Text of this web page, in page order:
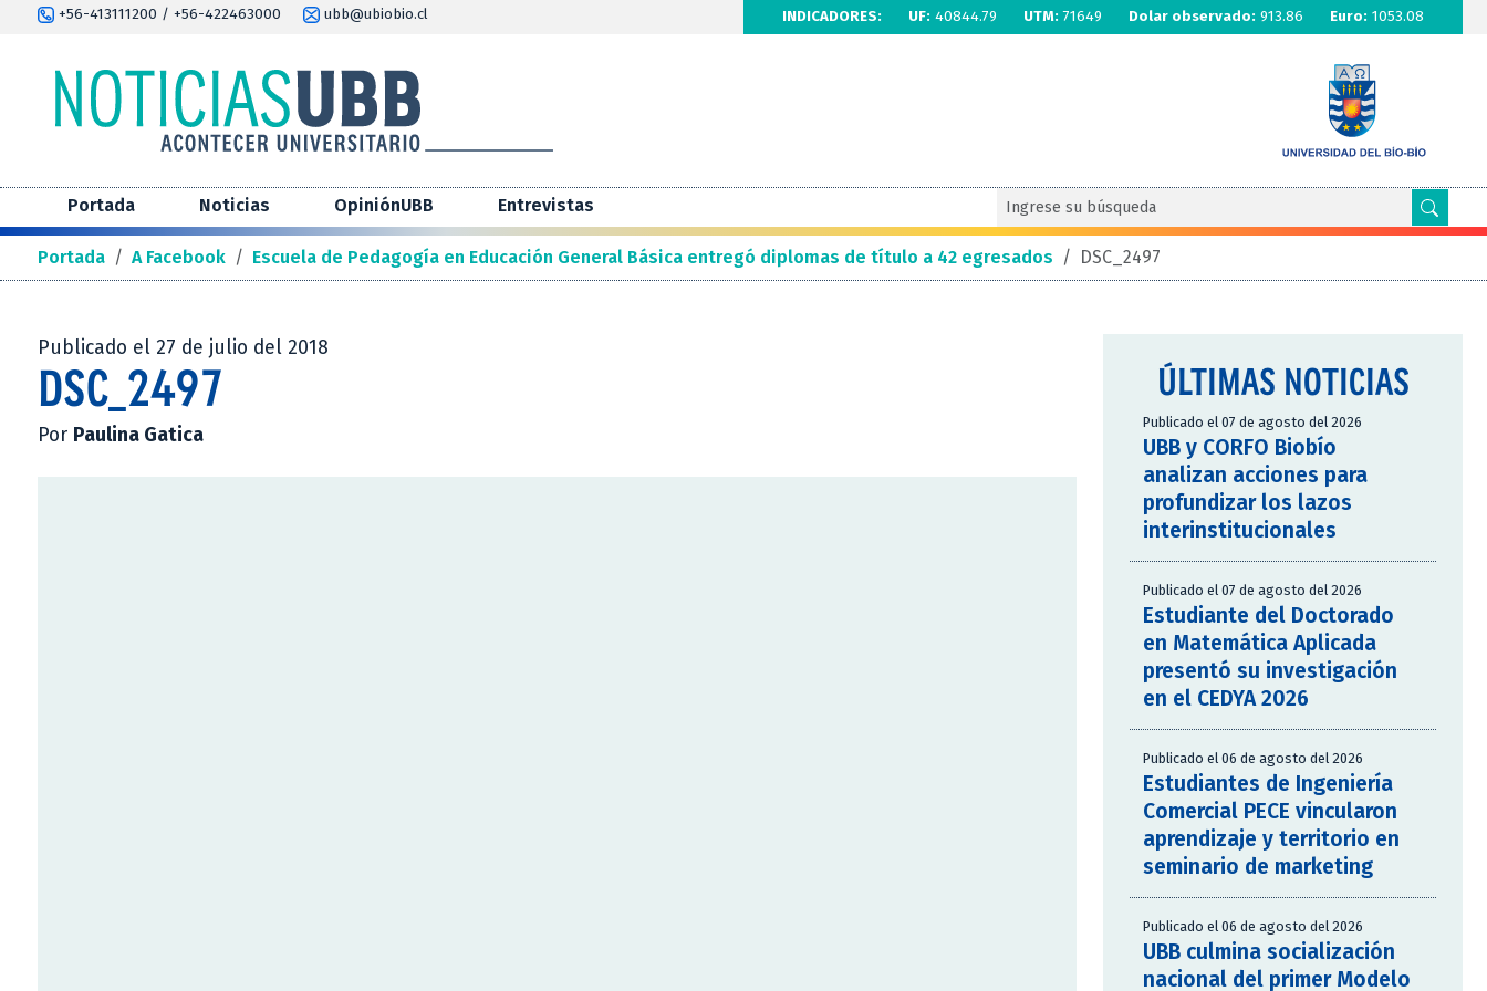
+56-413111200 / +56-422463000 ubb@ubiobio.cl INDICADORES: UF: 40844.79 UTM: 71649 Dolar observado: 913.86 Euro: 1053.08
Portada Noticias OpiniónUBB Entrevistas
Portada / A Facebook / Escuela de Pedagogía en Educación General Básica entregó diplomas de título a 42 egresados / DSC_2497
Publicado el 27 de julio del 2018
DSC_2497
Por Paulina Gatica
ÚLTIMAS NOTICIAS
Publicado el 07 de agosto del 2026
UBB y CORFO Biobío
analizan acciones para
profundizar los lazos
interinstitucionales
Publicado el 07 de agosto del 2026
Estudiante del Doctorado
en Matemática Aplicada
presentó su investigación
en el CEDYA 2026
Publicado el 06 de agosto del 2026
Estudiantes de Ingeniería
Comercial PECE vincularon
aprendizaje y territorio en
seminario de marketing
Publicado el 06 de agosto del 2026
UBB culmina socialización
nacional del primer Modelo